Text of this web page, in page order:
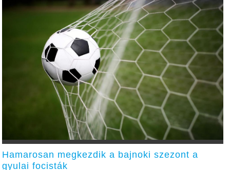
Hamarosan megkezdik a bajnoki szezont a
gyulai focisták